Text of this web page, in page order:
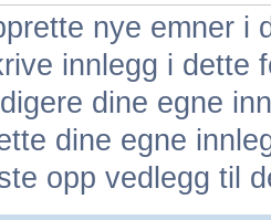
nye emner i
innlegg i dette
dine egne
dine egne
opp vedlegg til